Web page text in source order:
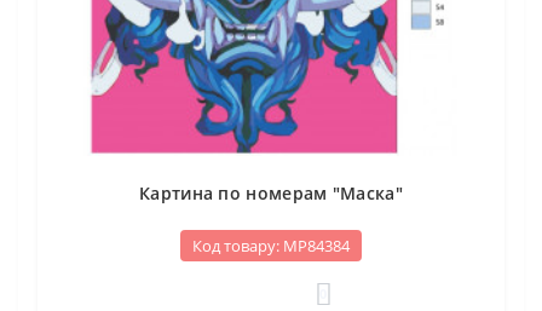
Картина по номерам "Маска"
Код товару: МР84384